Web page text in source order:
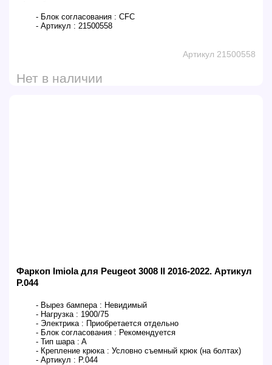
- Блок согласования : CFC
- Артикул : 21500558
Артикул 21500558
Нет в наличии
Фаркоп Imiola для Peugeot 3008 II 2016-2022. Артикул
P.044
- Вырез бампера : Невидимый
- Нагрузка : 1900/75
- Электрика : Приобретается отдельно
- Блок согласования : Рекомендуется
- Тип шара : A
- Крепление крюка : Условно съемный крюк (на болтах)
- Артикул : P.044